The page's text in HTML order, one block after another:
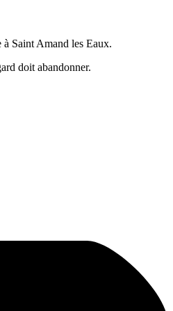
à Saint Amand les Eaux.
doit abandonner.